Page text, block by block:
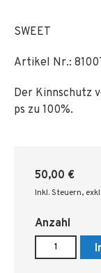
SWEET
Artikel Nr.:
Der Kinnschutz
ps zu 100%.
50,00 €
Inkl. Steuern,
Anzahl